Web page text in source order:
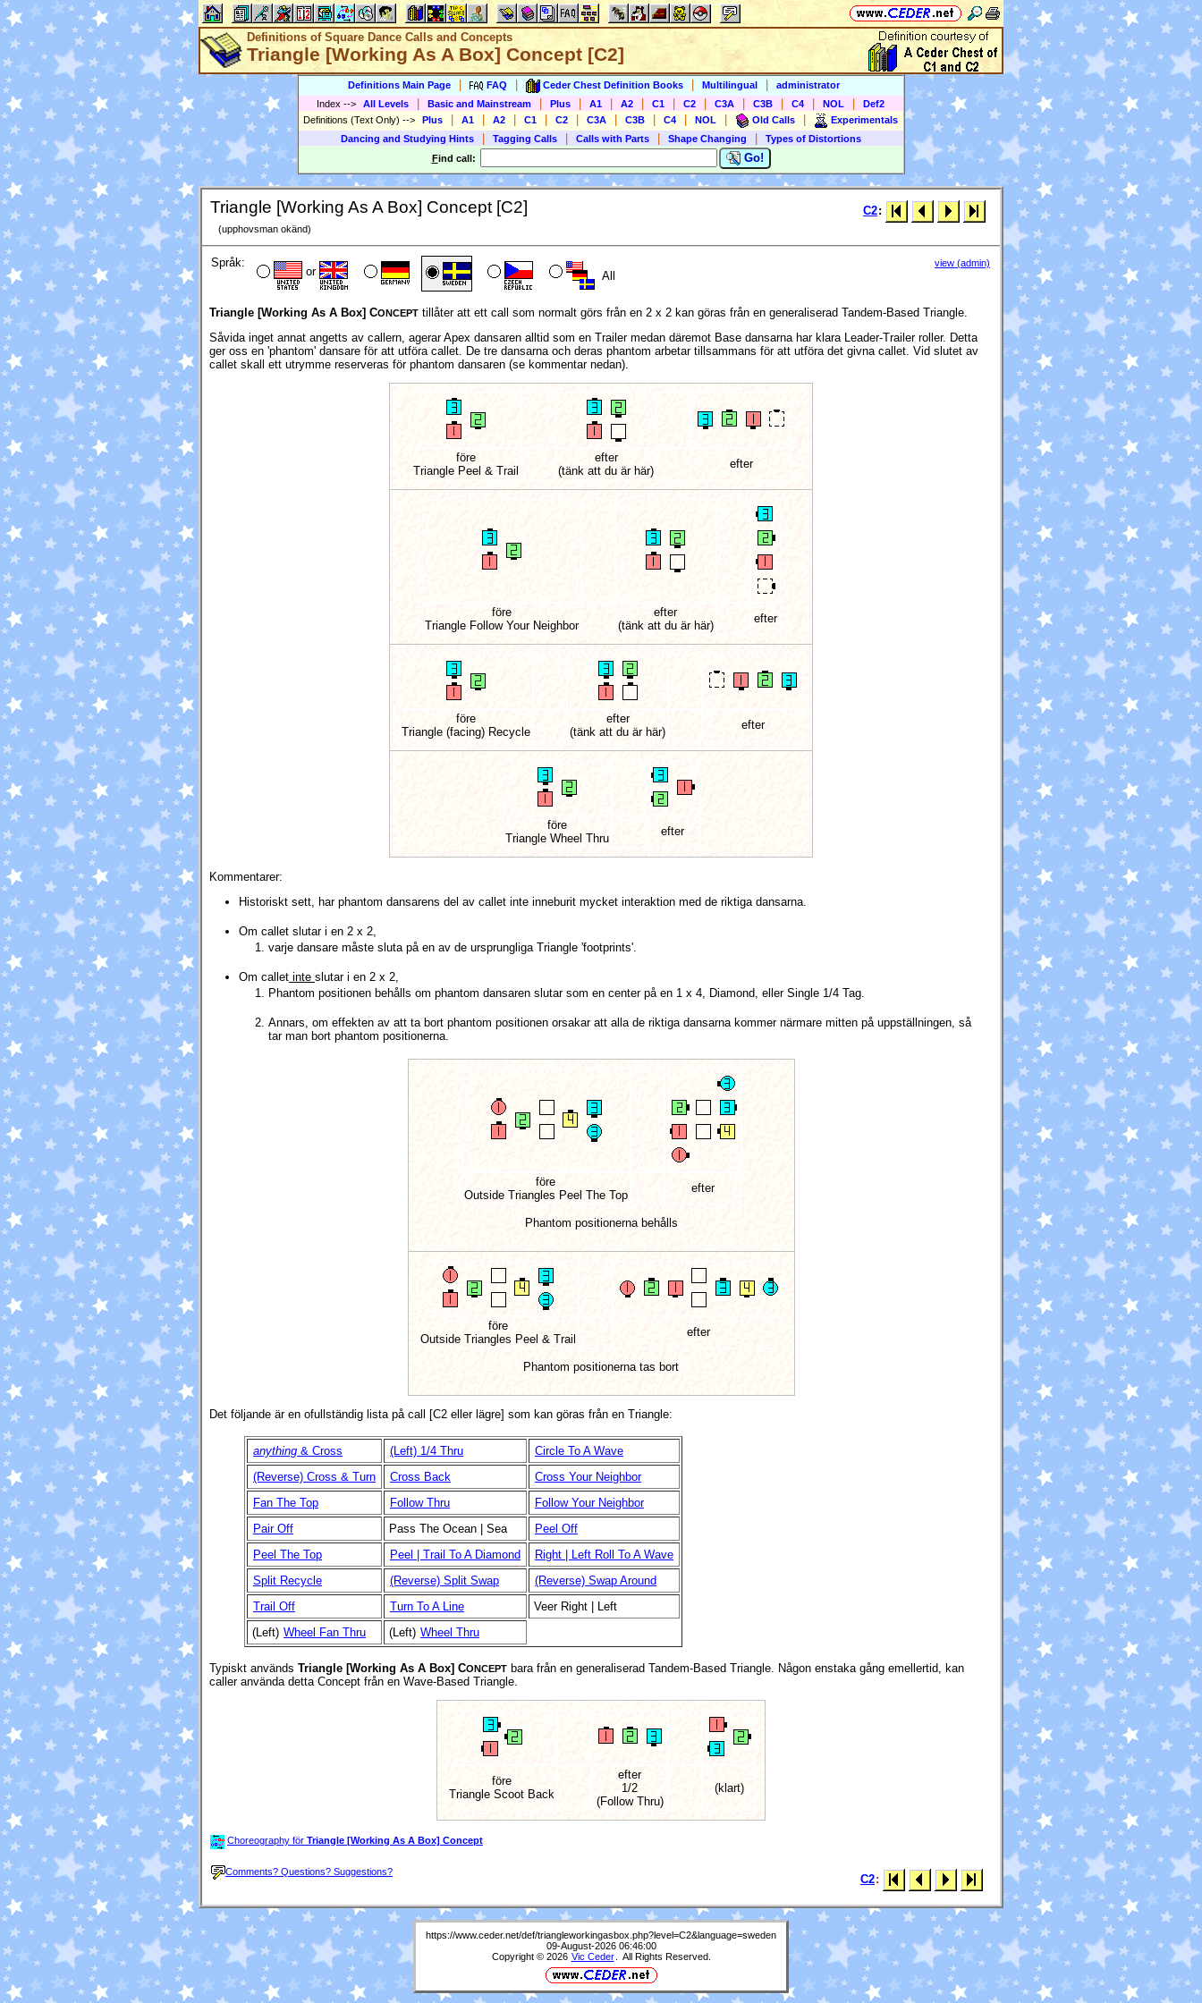
Definitions of Square Dance Calls and Concepts
Triangle [Working As A Box] Concept [C2]
Definitions Main Page FAQ Ceder Chest Definition Books Multilingual
administrator
Index --> All Levels Basic and Mainstream Plus A1 A2 C1 C2 C3A C3B C4 NOL
Def2
Definitions (Text Only) --> Plus A1 A2 C1 C2 C3A C3B C4 NOL Old Calls
Experimentals
Dancing and Studying Hints
Tagging Calls Calls with Parts Shape Changing
Types of Distortions
Find call: Go!
Triangle [Working As A Box] Concept [C2]
(upphovsman okänd)
C2:
Språk:
or All
view (admin)
Triangle [Working As A Box] CONCEPT tillåter att ett call som normalt görs från en 2 x 2 kan göras från en generaliserad Tandem-Based Triangle.
Såvida inget annat angetts av callern, agerar Apex dansaren alltid som en Trailer medan däremot Base dansarna har klara Leader-Trailer roller. Detta
ger oss en 'phantom' dansare för att utföra callet. De tre dansarna och deras phantom arbetar tillsammans för att utföra det givna callet. Vid slutet av
callet skall ett utrymme reserveras för phantom dansaren (se kommentar nedan).
före
Triangle Peel & Trail
efter
(tänk att du är här)
efter
före
Triangle Follow Your Neighbor
efter
(tänk att du är här)
efter
före
Triangle (facing) Recycle
efter
(tänk att du är här)
efter
före
Triangle Wheel Thru
efter
Kommentarer:
Historiskt sett, har phantom dansarens del av callet inte inneburit mycket interaktion med de riktiga dansarna.
Om callet slutar i en 2 x 2,
varje dansare måste sluta på en av de ursprungliga Triangle 'footprints'.
Om callet inte slutar i en 2 x 2,
Phantom positionen behålls om phantom dansaren slutar som en center på en 1 x 4, Diamond, eller Single 1/4 Tag.
Annars, om effekten av att ta bort phantom positionen orsakar att alla de riktiga dansarna kommer närmare mitten på uppställningen, så
tar man bort phantom positionerna.
före
Outside Triangles Peel The Top
efter
Phantom positionerna behålls
före
Outside Triangles Peel & Trail
efter
Phantom positionerna tas bort
Det följande är en ofullständig lista på call [C2 eller lägre] som kan göras från en Triangle:
anything & Cross (Left) 1/4 Thru
Circle To A Wave
(Reverse) Cross & Turn
Cross Back
Cross Your Neighbor
Fan The Top
Follow Thru
Follow Your Neighbor
Pair Off
Pass The Ocean | Sea
Peel Off
Peel The Top
Peel | Trail To A Diamond
Right | Left Roll To A Wave
Split Recycle
(Reverse) Split Swap
(Reverse) Swap Around
Trail Off
Turn To A Line
Veer Right | Left
(Left) Wheel Fan Thru (Left) Wheel Thru
Typiskt används Triangle [Working As A Box] CONCEPT bara från en generaliserad Tandem-Based Triangle. Någon enstaka gång emellertid, kan
caller använda detta Concept från en Wave-Based Triangle.
före
Triangle Scoot Back
efter
1/2
(Follow Thru)
(klart)
Choreography för Triangle [Working As A Box] Concept
Comments? Questions? Suggestions?
C2:
https://www.ceder.net/def/triangleworkingasbox.php?level=C2&language=sweden
09-August-2026 06:46:00
Copyright © 2026 Vic Ceder . All Rights Reserved.